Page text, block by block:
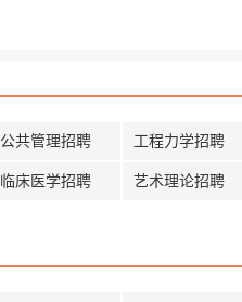
公共管理招聘 工程力学招聘
临床医学招聘 艺术理论招聘